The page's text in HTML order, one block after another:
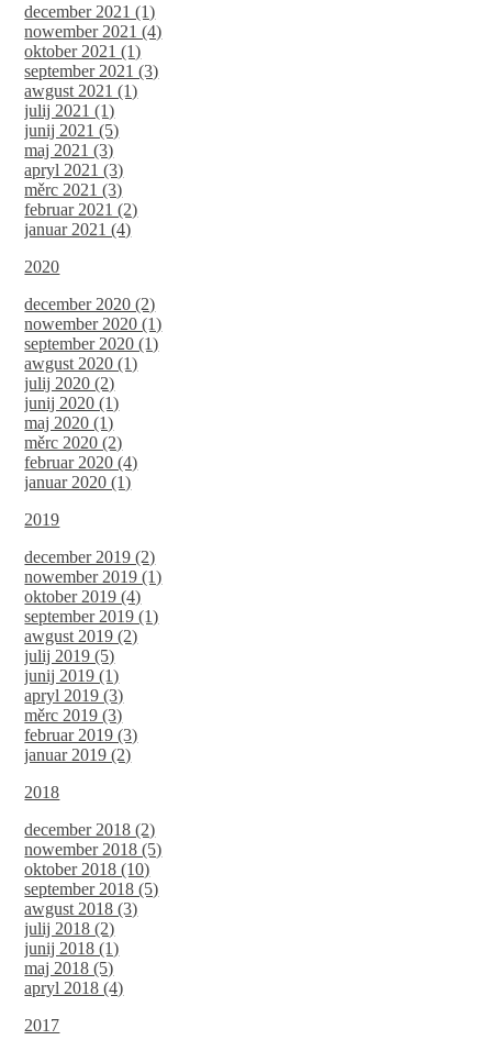
december 2021 (1)
nowember 2021 (4)
oktober 2021 (1)
september 2021 (3)
awgust 2021 (1)
julij 2021 (1)
junij 2021 (5)
maj 2021 (3)
apryl 2021 (3)
měrc 2021 (3)
februar 2021 (2)
januar 2021 (4)
2020
december 2020 (2)
nowember 2020 (1)
september 2020 (1)
awgust 2020 (1)
julij 2020 (2)
junij 2020 (1)
maj 2020 (1)
měrc 2020 (2)
februar 2020 (4)
januar 2020 (1)
2019
december 2019 (2)
nowember 2019 (1)
oktober 2019 (4)
september 2019 (1)
awgust 2019 (2)
julij 2019 (5)
junij 2019 (1)
apryl 2019 (3)
měrc 2019 (3)
februar 2019 (3)
januar 2019 (2)
2018
december 2018 (2)
nowember 2018 (5)
oktober 2018 (10)
september 2018 (5)
awgust 2018 (3)
julij 2018 (2)
junij 2018 (1)
maj 2018 (5)
apryl 2018 (4)
2017